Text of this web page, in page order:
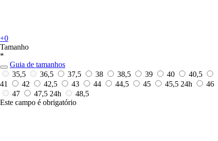
+0
Tamanho
*
Guia de tamanhos
35,5
36,5 37,5 38 38,5 39 40
40,5
41
42 42,5 43 44 44,5 45 45,5 24h
46
47
47,5 24h
48,5
Este campo é obrigatório